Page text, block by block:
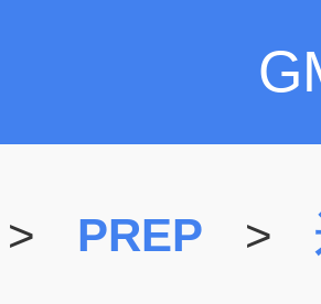
> PREP >